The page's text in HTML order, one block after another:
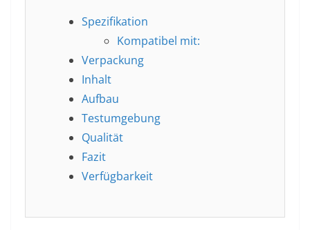
Spezifikation
Kompatibel mit:
Verpackung
Inhalt
Aufbau
Testumgebung
Qualität
Fazit
Verfügbarkeit